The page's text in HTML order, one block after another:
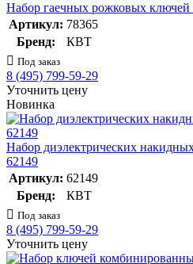
Набор гаечных рожковых
Артикул: 78365
Бренд:
КВТ
Под заказ
8 (495) 799-59-29
Уточнить цену
Новинка
Набор диэлектрических
62149
Артикул: 62149
Бренд:
КВТ
Под заказ
8 (495) 799-59-29
Уточнить цену